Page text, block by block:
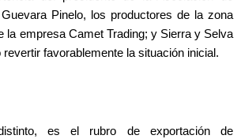
Pinelo, los productores de la zona
la empresa Camet Trading; y Sierra y Selva
favorablemente la situación inicial.
es el rubro de exportación de